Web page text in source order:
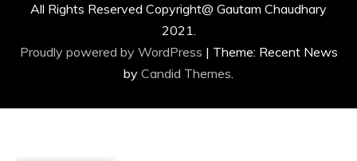
All Rights Reserved Copyright@ Gautam Chaudhary
2021.
Proudly powered by WordPress | Theme: Recent News
by Candid Themes.